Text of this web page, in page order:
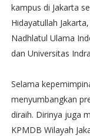
kampus di Jakarta
Hidayatullah
Nadhlatul Ulama
dan Universitas
Selama
menyumbangkan
diraih. Dirinya juga
KPMDB Wilayah